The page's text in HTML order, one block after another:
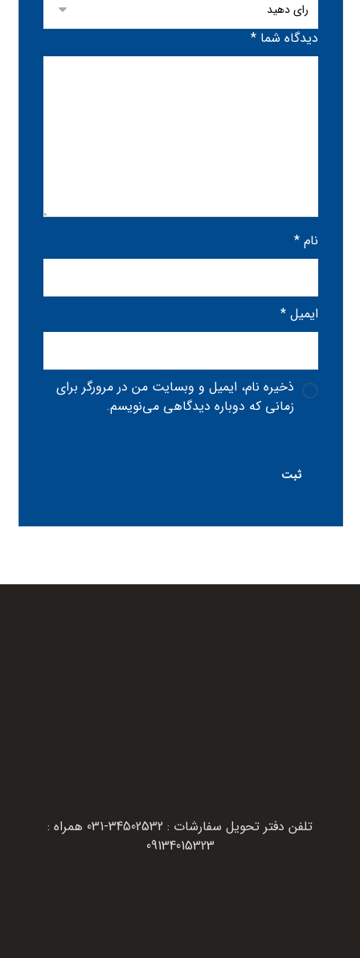
دیدگاه شما*
نام*
ایمیل*
ذخیره نام، ایمیل و وبسایت من در مرورگر برای
زمانی که دوباره دیدگاهی می‌نویسم.
تلفن دفتر تحویل سفارشات : 34502532-031 همراه :
09134015323